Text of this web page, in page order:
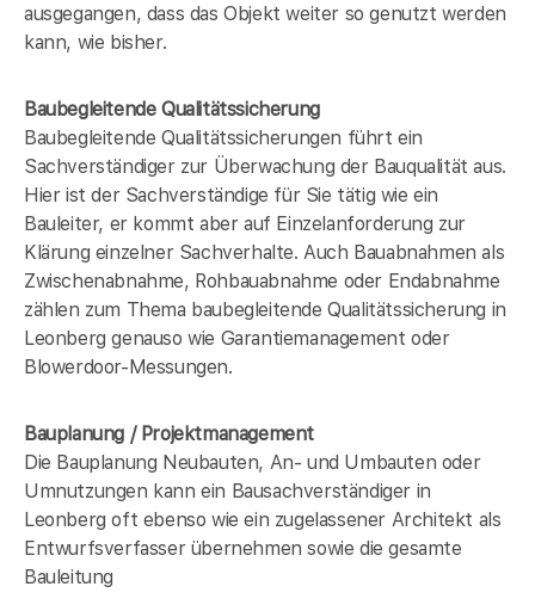
ausgegangen, dass das Objekt weiter so genutzt werden
kann, wie bisher.
Baubegleitende Qualitätssicherung
Baubegleitende Qualitätssicherungen führt ein
Sachverständiger zur Überwachung der Bauqualität aus.
Hier ist der Sachverständige für Sie tätig wie ein
Bauleiter, er kommt aber auf Einzelanforderung zur
Klärung einzelner Sachverhalte. Auch Bauabnahmen als
Zwischenabnahme, Rohbauabnahme oder Endabnahme
zählen zum Thema baubegleitende Qualitätssicherung in
Leonberg genauso wie Garantiemanagement oder
Blowerdoor-Messungen.
Bauplanung / Projektmanagement
Die Bauplanung Neubauten, An- und Umbauten oder
Umnutzungen kann ein Bausachverständiger in
Leonberg oft ebenso wie ein zugelassener Architekt als
Entwurfsverfasser übernehmen sowie die gesamte
Bauleitung